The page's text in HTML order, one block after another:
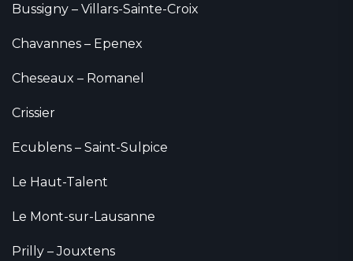
Bussigny – Villars-Sainte-Croix
Chavannes – Epenex
Cheseaux – Romanel
Crissier
Ecublens – Saint-Sulpice
Le Haut-Talent
Le Mont-sur-Lausanne
Prilly – Jouxtens